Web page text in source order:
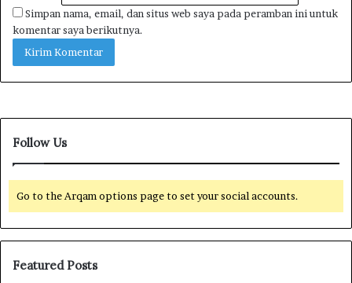
Simpan nama, email, dan situs web saya pada peramban ini untuk
komentar saya berikutnya.
Follow Us
Go to the Arqam options page to set your social accounts.
Featured Posts